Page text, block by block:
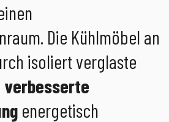
Die Kühlmöbel an
isoliert verglaste
verbesserte
energetisch